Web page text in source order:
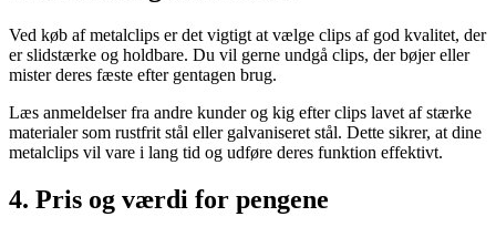
Ved køb af metalclips er det vigtigt at vælge clips af god kvalitet, der
er slidstærke og holdbare. Du vil gerne undgå clips, der bøjer eller
mister deres fæste efter gentagen brug.
Læs anmeldelser fra andre kunder og kig efter clips lavet af stærke
materialer som rustfrit stål eller galvaniseret stål. Dette sikrer, at dine
metalclips vil vare i lang tid og udføre deres funktion effektivt.
4. Pris og værdi for pengene